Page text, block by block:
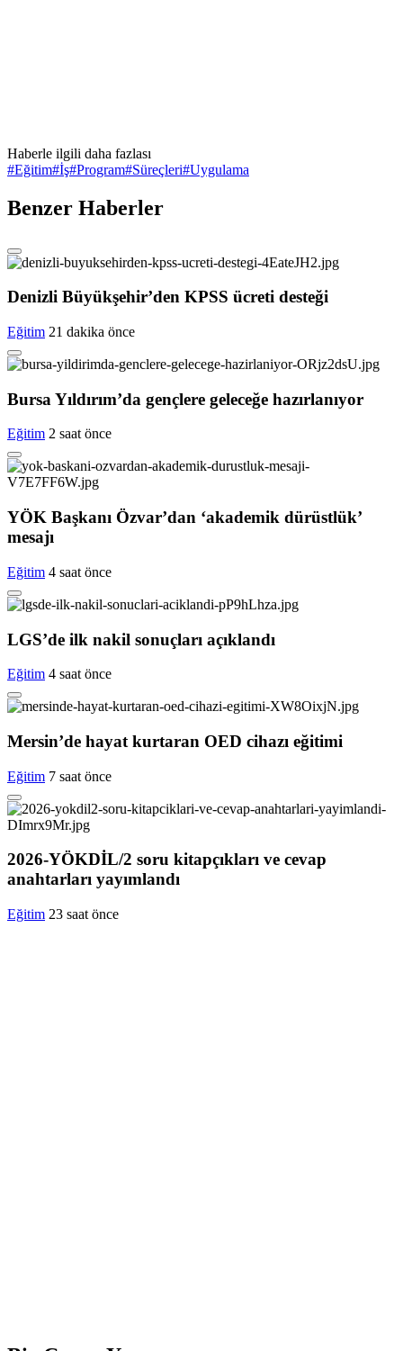
Haberle ilgili daha fazlası
#Eğitim#İş#Program#Süreçleri#Uygulama
Benzer Haberler
Denizli Büyükşehir’den KPSS ücreti desteği
Eğitim 21 dakika önce
Bursa Yıldırım’da gençlere geleceğe hazırlanıyor
Eğitim 2 saat önce
YÖK Başkanı Özvar’dan ‘akademik dürüstlük’
mesajı
Eğitim 4 saat önce
LGS’de ilk nakil sonuçları açıklandı
Eğitim 4 saat önce
Mersin’de hayat kurtaran OED cihazı eğitimi
Eğitim 7 saat önce
2026-YÖKDİL/2 soru kitapçıkları ve cevap
anahtarları yayımlandı
Eğitim 23 saat önce